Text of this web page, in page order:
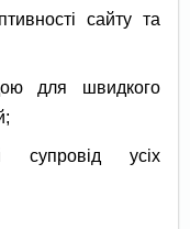
сайту та
для швидкого
супровід усіх